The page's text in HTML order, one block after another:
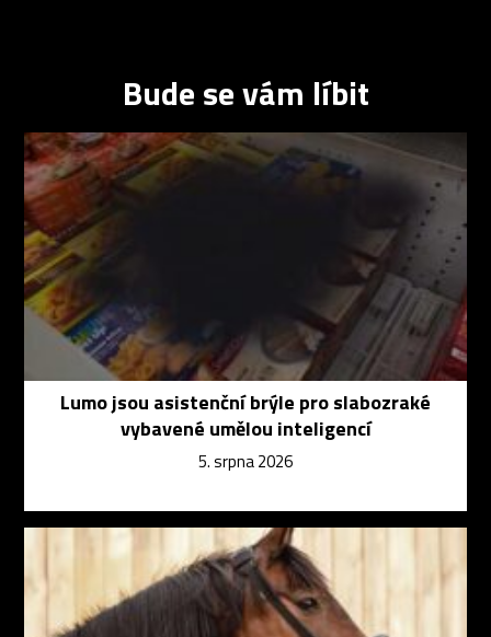
Bude se vám líbit
Lumo jsou asistenční brýle pro slabozraké
vybavené umělou inteligencí
5. srpna 2026